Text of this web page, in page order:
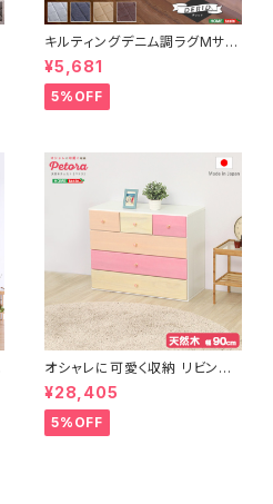
キルティングデニム調ラグMサイ
ズ(185x185cm)オールシーズ
ン、滑り止め付き、手洗い対応【D
erid-デリッド-】 DRG-M
¥5,681
5%OFF
オシャレに可愛く収納 リビング
用ローチェスト 4段 幅90cm
天然木（桐）日本製｜petora-
ペトラ- SH-08-PTR90
¥28,405
5%OFF